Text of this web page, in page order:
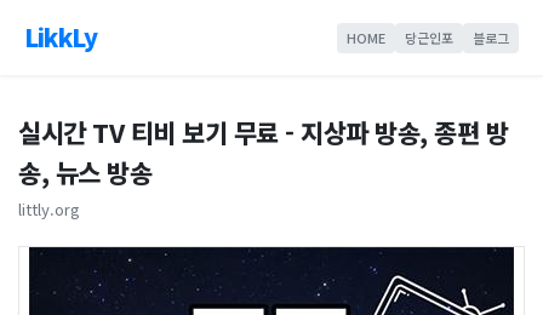
LikkLy HOME 당근인포 블로그
실시간 TV 티비 보기 무료 - 지상파 방송, 종편 방
송, 뉴스 방송
littly.org